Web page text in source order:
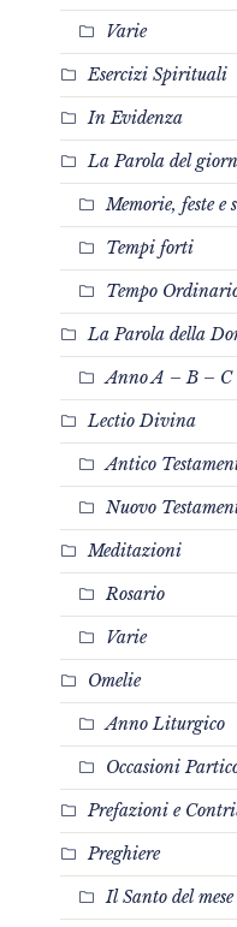
Varie
Esercizi Spirituali
In Evidenza
La Parola del
Memorie, feste e
Tempi forti
Tempo
La Parola della
Anno A – B – C
Lectio Divina
Antico
Nuovo
Meditazioni
Rosario
Varie
Omelie
Anno Liturgico
Occasioni
Prefazioni e
Preghiere
Il Santo del mese